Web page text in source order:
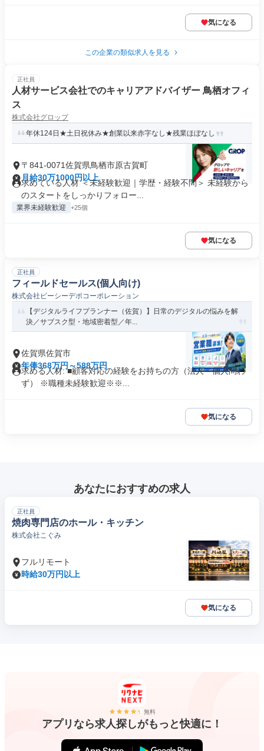
気になる
この企業の類似求人を見る
正社員
人材サービス会社でのキャリアアドバイザー 鳥栖オフィ
ス
株式会社グロップ
年休124日★土日祝休み★創業以来赤字なし★残業ほぼなし
〒841-0071佐賀県鳥栖市原古賀町
月給30万1000円以上
求めている人材 ＜未経験歓迎｜学歴・経験不問＞ 未経験から
のスタートをしっかりフォロー...
業界未経験歓迎 +25個
気になる
正社員
フィールドセールス(個人向け)
株式会社ピーシーデポコーポレーション
【デジタルライフプランナー（佐賀）】日常のデジタルの悩みを解
決／サブスク型・地域密着型／年...
佐賀県佐賀市
年俸368万円～588万円
求める人材: ■顧客対応の経験をお持ちの方（法人・個人問わ
ず） ※職種未経験歓迎※※...
気になる
あなたにおすすめの求人
正社員
焼肉専門店のホール・キッチン
株式会社こぐみ
フルリモート
時給30万円以上
気になる
無料
アプリなら求人探しがもっと快適に！